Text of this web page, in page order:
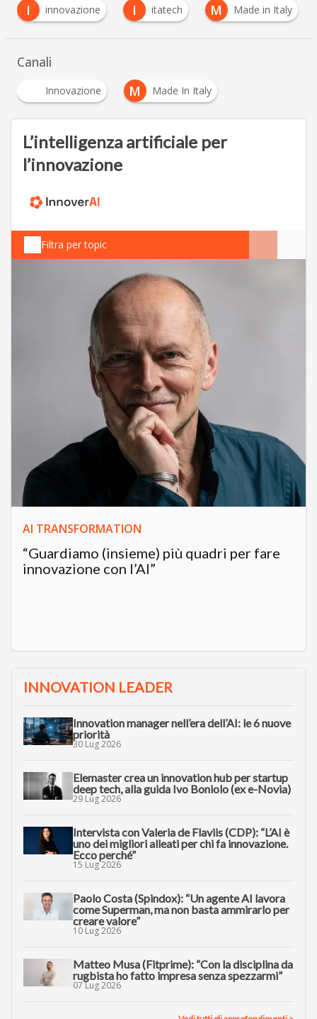
I
itatech M Made in Italy R
reteconomy
Canali
Innovazione M Made In Italy
L’intelligenza artificiale per
l’innovazione
Filtra per topic
AI TRANSFORMATION
“Guardiamo (insieme) più quadri per fare
innovazione con l’AI”
INNOVATION LEADER
Innovation manager nell’era dell’AI: le 6 nuove
priorità
30 Lug 2026
Elemaster crea un innovation hub per startup
deep tech, alla guida Ivo Boniolo (ex e-Novia)
29 Lug 2026
Intervista con Valeria de Flaviis (CDP): “L’AI è
uno dei migliori alleati per chi fa innovazione.
Ecco perché”
15 Lug 2026
Paolo Costa (Spindox): “Un agente AI lavora
come Superman, ma non basta ammirarlo per
creare valore”
10 Lug 2026
Matteo Musa (Fitprime): “Con la disciplina da
rugbista ho fatto impresa senza spezzarmi”
07 Lug 2026